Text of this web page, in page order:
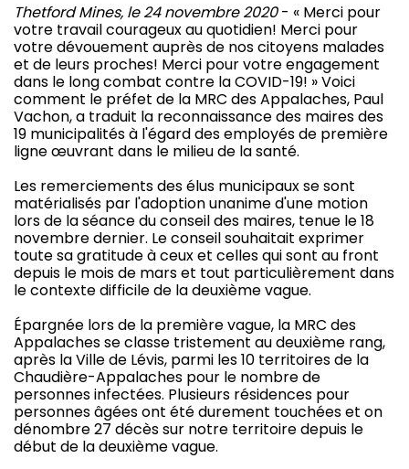
Thetford Mines, le 24 novembre 2020- « Merci pour
votre travail courageux au quotidien! Merci pour
votre dévouement auprès de nos citoyens malades
et de leurs proches! Merci pour votre engagement
dans le long combat contre la COVID-19! » Voici
comment le préfet de la MRC des Appalaches, Paul
Vachon, a traduit la reconnaissance des maires des
19 municipalités à l'égard des employés de première
ligne œuvrant dans le milieu de la santé.
Les remerciements des élus municipaux se sont
matérialisés par l'adoption unanime d'une motion
lors de la séance du conseil des maires, tenue le 18
novembre dernier. Le conseil souhaitait exprimer
toute sa gratitude à ceux et celles qui sont au front
depuis le mois de mars et tout particulièrement dans
le contexte difficile de la deuxième vague.
Épargnée lors de la première vague, la MRC des
Appalaches se classe tristement au deuxième rang,
après la Ville de Lévis, parmi les 10 territoires de la
Chaudière-Appalaches pour le nombre de
personnes infectées. Plusieurs résidences pour
personnes âgées ont été durement touchées et on
dénombre 27 décès sur notre territoire depuis le
début de la deuxième vague.